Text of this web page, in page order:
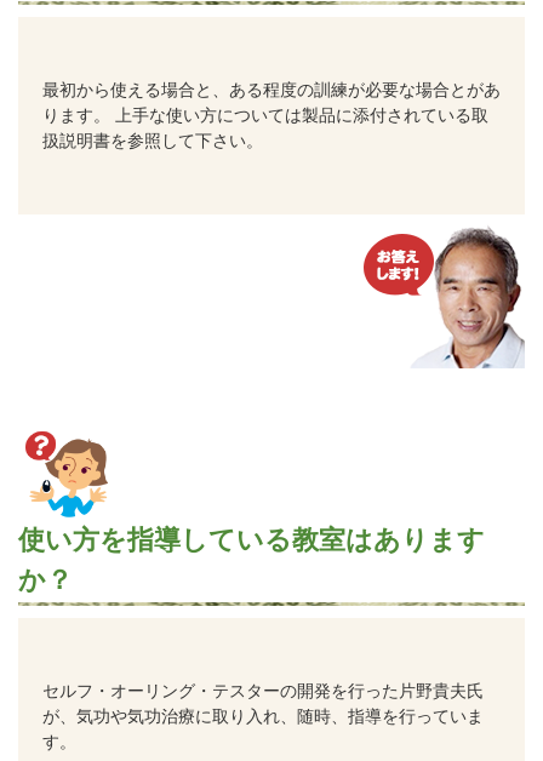
最初から使える場合と、ある程度の訓練が必要な場合とがあ
ります。 上手な使い方については製品に添付されている取
扱説明書を参照して下さい。
使い方を指導している教室はあります
か？
セルフ・オーリング・テスターの開発を行った片野貴夫氏
が、気功や気功治療に取り入れ、随時、指導を行っていま
す。